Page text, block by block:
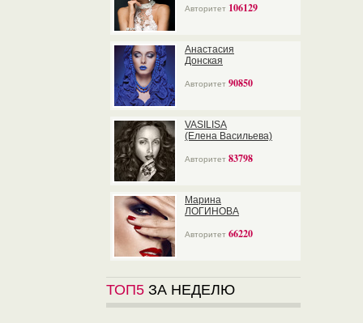
Авторитет 106129
Анастасия
Донская
Авторитет 90850
VASILISA
(Елена Васильева)
Авторитет 83798
Марина
ЛОГИНОВА
Авторитет 66220
ТОП5 ЗА НЕДЕЛЮ